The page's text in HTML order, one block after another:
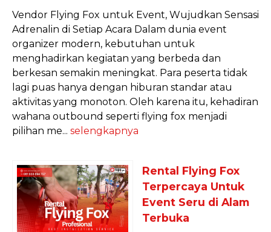
Vendor Flying Fox untuk Event, Wujudkan Sensasi
Adrenalin di Setiap Acara Dalam dunia event
organizer modern, kebutuhan untuk
menghadirkan kegiatan yang berbeda dan
berkesan semakin meningkat. Para peserta tidak
lagi puas hanya dengan hiburan standar atau
aktivitas yang monoton. Oleh karena itu, kehadiran
wahana outbound seperti flying fox menjadi
pilihan me... selengkapnya
Rental Flying Fox
Terpercaya Untuk
Event Seru di Alam
Terbuka